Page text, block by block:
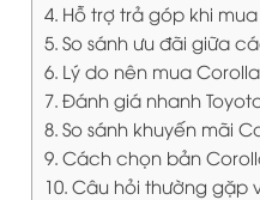
Hỗ trợ trả góp khi
So sánh ưu đãi giữa
Lý do nên mua
Đánh giá nhanh
So sánh khuyến mãi
Cách chọn bản
Câu hỏi thường gặp